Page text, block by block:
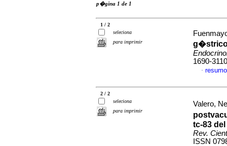
p�gina 1 de 1
1 / 2
seleciona
para imprimir
1690-3110
·
2 / 2
seleciona
para imprimir
Valero,
tc-83
Rev.
ISSN